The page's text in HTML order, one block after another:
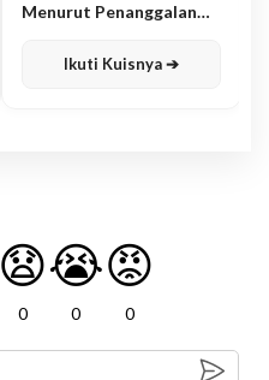
Menurut Penanggalan
Ikuti Kuisnya ➔
😧
0
😭
0
😡
0